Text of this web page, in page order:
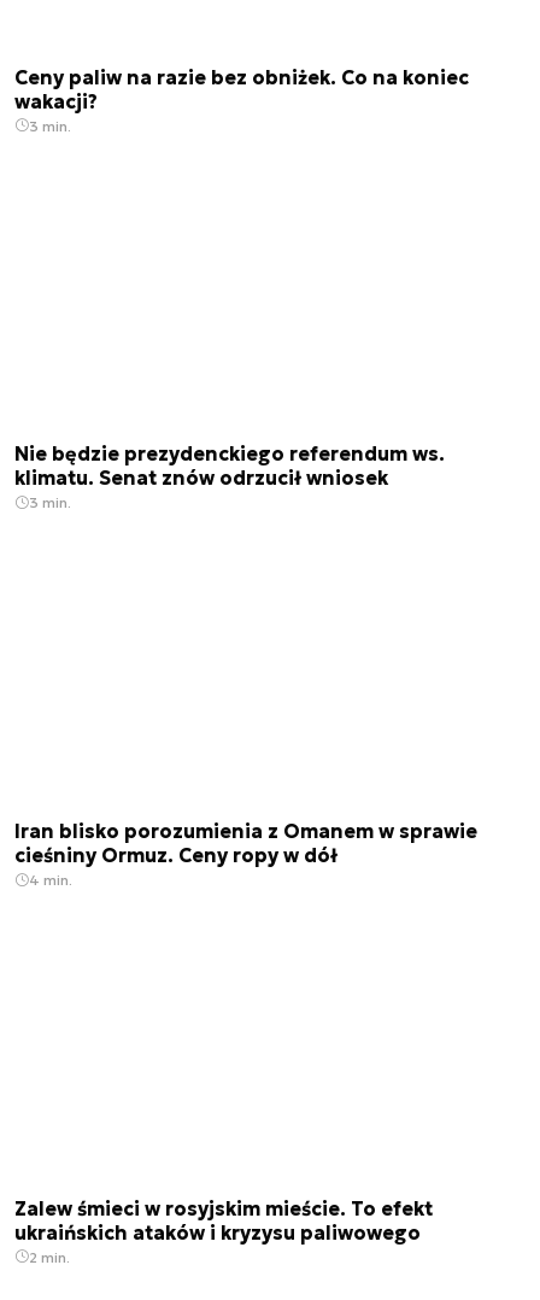
Ceny paliw na razie bez obniżek. Co na koniec
wakacji?
3 min.
Nie będzie prezydenckiego referendum ws.
klimatu. Senat znów odrzucił wniosek
3 min.
Iran blisko porozumienia z Omanem w sprawie
cieśniny Ormuz. Ceny ropy w dół
4 min.
Zalew śmieci w rosyjskim mieście. To efekt
ukraińskich ataków i kryzysu paliwowego
2 min.